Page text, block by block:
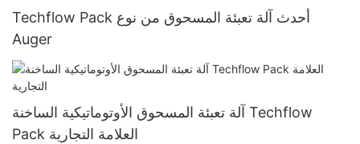
Techflow Pack أحدث آلة تعبئة المسحوق من نوع
Auger
آلة تعبئة المسحوق الأوتوماتيكية الساخنة Techflow
Pack العلامة التجارية